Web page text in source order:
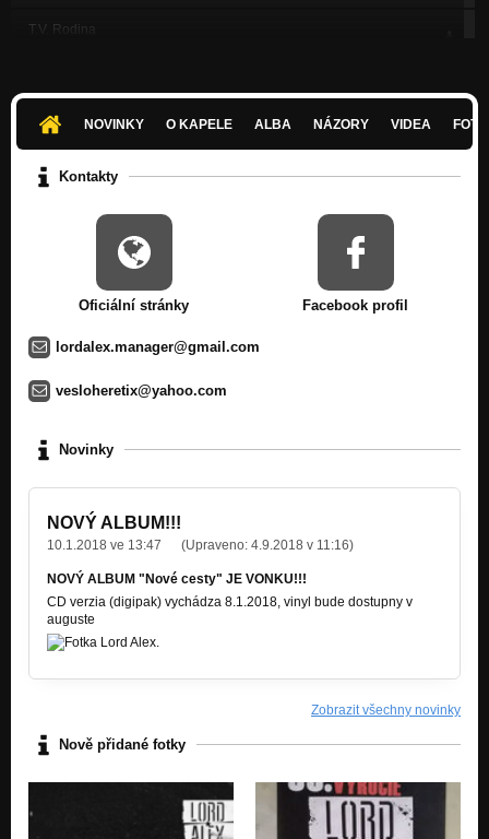
T.V. Rodina
Hrdina
Každý potrebuje... VIAC!
Televízna rodina
NOVINKY O KAPELE ALBA NÁZORY VIDEA
Kontakty
Oficiální stránky Facebook profil
lordalex.manager@gmail.com
vesloheretix@yahoo.com
Novinky
NOVÝ ALBUM!!!
10.1.2018 ve 13:47 (Upraveno: 4.9.2018 v 11:16)
NOVÝ ALBUM "Nové cesty" JE VONKU!!!
CD verzia (digipak) vychádza 8.1.2018, vinyl bude dostupny v
auguste
Zobrazit všechny novinky
Nově přidané fotky